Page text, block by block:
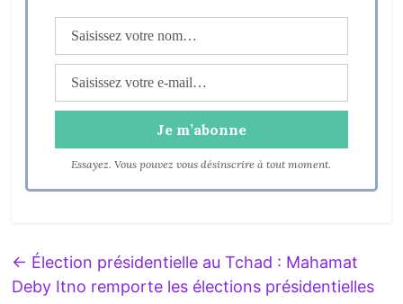
Essayez. Vous pouvez vous désinscrire à tout moment.
← Élection présidentielle au Tchad : Mahamat
Deby Itno remporte les élections présidentielles